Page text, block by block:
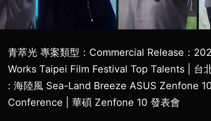
青萃光 專案類型：Commercial Release：
Works Taipei Film Festival Top Talents | 台
: 海陸風 Sea-Land Breeze ASUS Zenfone
Conference | 華碩 Zenfone 10 發表會